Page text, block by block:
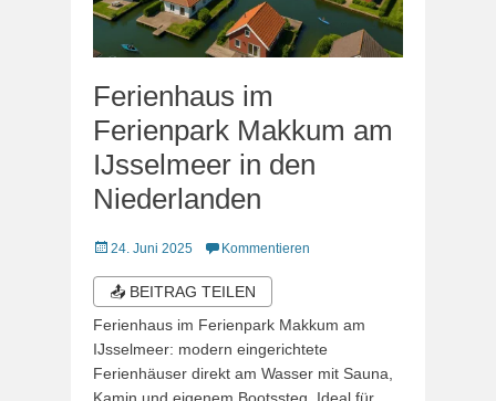
Ferienhaus im
Ferienpark Makkum am
IJsselmeer in den
Niederlanden
Veröffentlicht
24. Juni 2025 Kommentieren
📤 BEITRAG TEILEN
Ferienhaus im Ferienpark Makkum am
IJsselmeer: modern eingerichtete
Ferienhäuser direkt am Wasser mit Sauna,
Kamin und eigenem Bootssteg. Ideal für